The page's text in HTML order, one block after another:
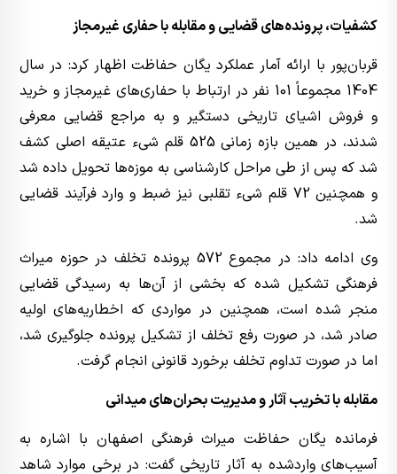
کشفیات، پرونده‌های قضایی و مقابله با حفاری غیرمجاز
قربان‌پور با ارائه آمار عملکرد یگان حفاظت اظهار کرد: در سال
1404 مجموعاً 101 نفر در ارتباط با حفاری‌های غیرمجاز و خرید
و فروش اشیای تاریخی دستگیر و به مراجع قضایی معرفی
شدند، در همین بازه زمانی 525 قلم شیء عتیقه اصلی کشف
شد که پس از طی مراحل کارشناسی به موزه‌ها تحویل داده شد
و همچنین 72 قلم شیء تقلبی نیز ضبط و وارد فرآیند قضایی
شد.
وی ادامه داد: در مجموع 572 پرونده تخلف در حوزه میراث
فرهنگی تشکیل شده که بخشی از آن‌ها به رسیدگی قضایی
منجر شده است، همچنین در مواردی که اخطاریه‌های اولیه
صادر شد، در صورت رفع تخلف از تشکیل پرونده جلوگیری شد،
اما در صورت تداوم تخلف برخورد قانونی انجام گرفت.
مقابله با تخریب آثار و مدیریت بحران‌های میدانی
فرمانده یگان حفاظت میراث فرهنگی اصفهان با اشاره به
آسیب‌های واردشده به آثار تاریخی گفت: در برخی موارد شاهد